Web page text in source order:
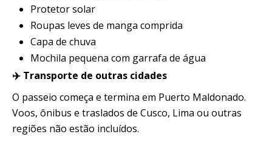
Protetor solar
Roupas leves de manga comprida
Capa de chuva
Mochila pequena com garrafa de água
✈️ Transporte de outras cidades
O passeio começa e termina em Puerto Maldonado.
Voos, ônibus e traslados de Cusco, Lima ou outras
regiões não estão incluídos.